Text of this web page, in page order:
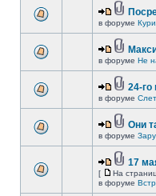
в форуме
в форуме Не
24-
в форуме
Они
в форуме
17
[ На
в форуме